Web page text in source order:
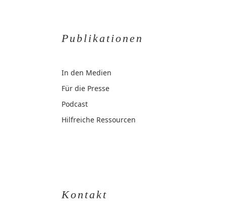
Publikationen
In den Medien
Für die Presse
Podcast
Hilfreiche Ressourcen
Kontakt